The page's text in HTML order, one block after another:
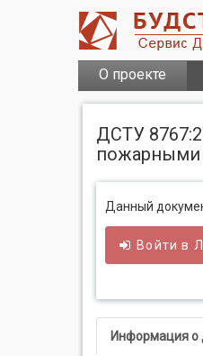
О проекте
ДСТУ
пожарными
Данный
Войти в
Информация о